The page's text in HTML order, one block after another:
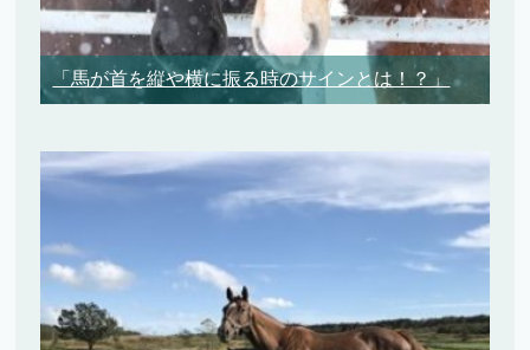
「馬が首を縦や横に振る時のサインとは！？」